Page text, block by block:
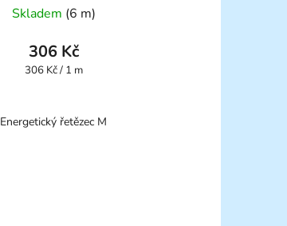
Skladem (6 m)
306 Kč
Měrná
306 Kč / 1 m
Energetický řetězec M